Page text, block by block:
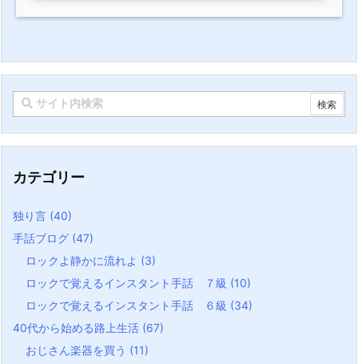
カテゴリー
独り言 (40)
手話ブログ (47)
ロックよ静かに流れよ (3)
ロックで覚えるインスタント手話 ７級 (10)
ロックで覚えるインスタント手話 ６級 (34)
40代から始める路上生活 (67)
おじさん楽器を買う (11)